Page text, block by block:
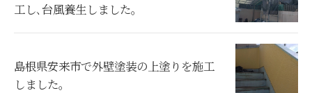
工し､台風養生しました。
島根県安来市で外壁塗装の上塗りを施工
しました。